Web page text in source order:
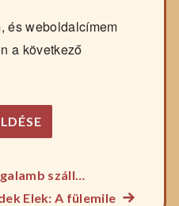
és weboldalcímem
a következő
száll…
Elek: A fülemile